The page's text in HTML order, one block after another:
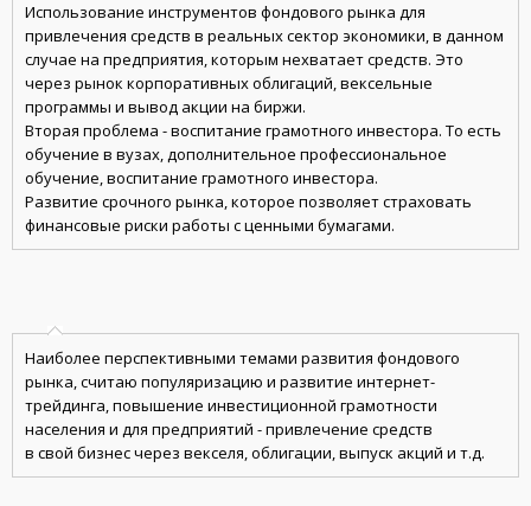
Использование инструментов фондового рынка для
привлечения средств в реальных сектор экономики, в данном
случае на предприятия, которым нехватает средств. Это
через рынок корпоративных облигаций, вексельные
программы и вывод акции на биржи.
Вторая проблема - воспитание грамотного инвестора. То есть
обучение в вузах, дополнительное профессиональное
обучение, воспитание грамотного инвестора.
Развитие срочного рынка, которое позволяет страховать
финансовые риски работы с ценными бумагами.
Наиболее перспективными темами развития фондового
рынка, считаю популяризацию и развитие интернет-
трейдинга, повышение инвестиционной грамотности
населения и для предприятий - привлечение средств
в свой бизнес через векселя, облигации, выпуск акций и т.д.